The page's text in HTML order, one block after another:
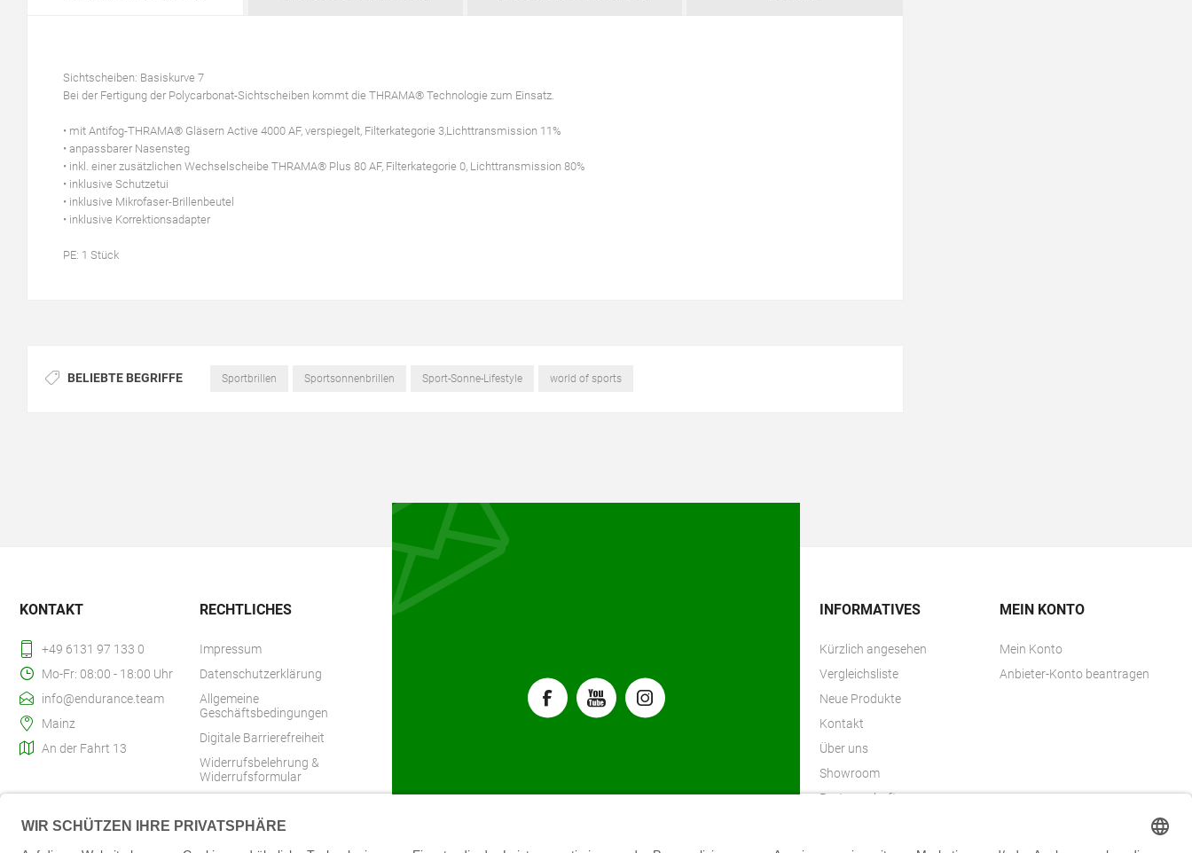
Sichtscheiben: Basiskurve 7
Bei der Fertigung der Polycarbonat-Sichtscheiben kommt die THRAMA® Technologie zum Einsatz.
• mit Antifog-THRAMA® Gläsern Active 4000 AF, verspiegelt, Filterkategorie 3,Lichttransmission 11%
• anpassbarer Nasensteg
• inkl. einer zusätzlichen Wechselscheibe THRAMA® Plus 80 AF, Filterkategorie 0, Lichttransmission 80%
• inklusive Schutzetui
• inklusive Mikrofaser-Brillenbeutel
• inklusive Korrektionsadapter
PE: 1 Stück
BELIEBTE BEGRIFFE Sportbrillen Sportsonnenbrillen Sport-Sonne-Lifestyle world of sports
KONTAKT
+49 6131 97 133 0
Mo-Fr: 08:00 - 18:00 Uhr
info@endurance.team
Mainz
An der Fahrt 13
RECHTLICHES
Impressum
Datenschutzerklärung
Allgemeine
Geschäftsbedingungen
Digitale Barrierefreiheit
Widerrufsbelehrung &
Widerrufsformular
INFORMATIVES
Kürzlich angesehen
Vergleichsliste
Neue Produkte
Kontakt
Über uns
Showroom
Partnerschaften
MEIN KONTO
Mein Konto
Anbieter-Konto beantragen